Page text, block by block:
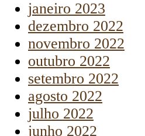
janeiro 2023
dezembro 2022
novembro 2022
outubro 2022
setembro 2022
agosto 2022
julho 2022
junho 2022